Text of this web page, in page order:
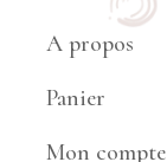
A propos
Panier
Mon compte